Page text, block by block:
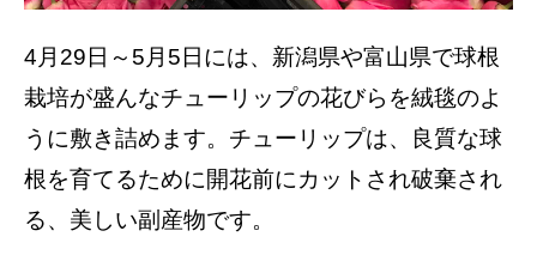
4月29日～5月5日には、新潟県や富山県で球根
栽培が盛んなチューリップの花びらを絨毯のよ
うに敷き詰めます。チューリップは、良質な球
根を育てるために開花前にカットされ破棄され
る、美しい副産物です。